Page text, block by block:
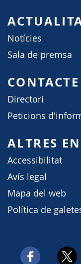
Notícies
Sala de premsa
CONTACTE
Directori
Peticions
ALTRES
Accessibilitat
Avís legal
Mapa del web
Política de